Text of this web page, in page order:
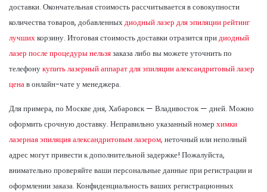
доставки. Окончательная стоимость рассчитывается в совокупности
количества товаров, добавленныхдиодный лазер для эпиляции рейтинг
лучшихкорзину. Итоговая стоимость доставки отразится придиодный
лазер после процедуры нельзязаказа либо вы можете уточнить по
телефонукупить лазерный аппарат для эпиляции александритовый лазер
ценав онлайн-чате у менеджера.
Для примера, по Москве дня, Хабаровск — Владивосток — дней. Можно
оформить срочную доставку. Неправильно указанный номер химки
лазерная эпиляция александритовым лазером, неточный или неполный
адрес могут привести к дополнительной задержке! Пожалуйста,
внимательно проверяйте ваши персональные данные при регистрации и
оформлении заказа. Конфиденциальность ваших регистрационных